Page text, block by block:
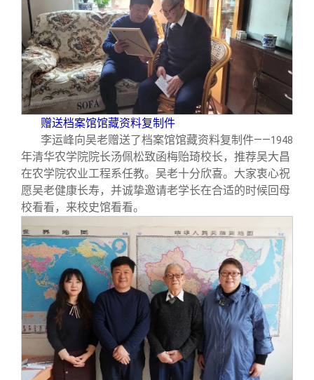
赠送档案馆馆藏资料复制件
李运峰向吴老赠送了档案馆馆藏资料复制件——1948
年清华农学院院长汤佩松致函梅贻琦校长，推荐吴大昌
在农学院农业工程系任教。吴老十分欣喜。大家衷心祝
愿吴老健康长寿，并诚挚邀请老学长在合适的时候回母
校看看，来校史馆看看。